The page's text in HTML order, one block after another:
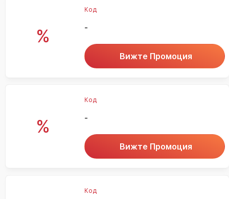
%
Код
-
Вижте Промоция
%
Код
-
Вижте Промоция
Код